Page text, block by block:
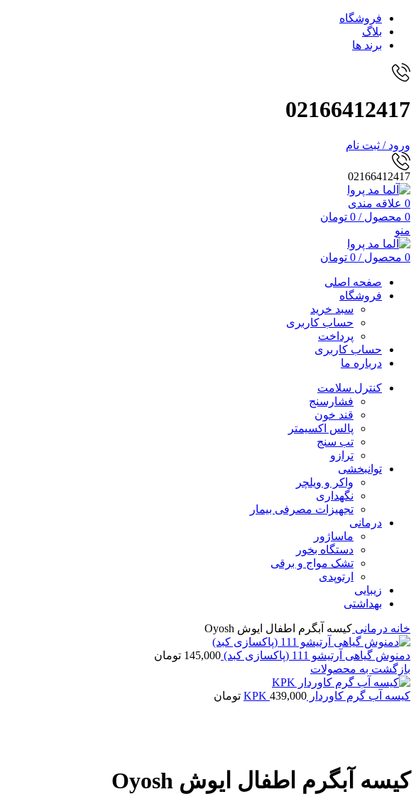
فروشگاه
بلاگ
برند ها
02166412417
ورود / ثبت نام
02166412417
0 علاقه مندی
0 محصول /
0 تومان
منو
0 محصول /
0 تومان
صفحه اصلی
فروشگاه
سبد خرید
حساب کاربری
پرداخت
حساب کاربری
درباره ما
کنترل سلامت
فشارسنج
قند خون
پالس اکسیمتر
تب سنج
ترازو
توانبخشی
واکر و ویلچر
نگهداری
تجهیزات مصرفی بیمار
درمانی
ماساژور
دستگاه بخور
تشک مواج و برقی
ارتوپدی
زیبایی
بهداشتی
خانه درمانی کیسه آبگرم اطفال ایوش Oyosh
دمنوش گیاهی آرتیشو 111 (پاکسازی کبد) 145,000 تومان
بازگشت به محصولات
کیسه آب گرم کاوردار KPK 439,000 تومان
کیسه آبگرم اطفال ایوش Oyosh